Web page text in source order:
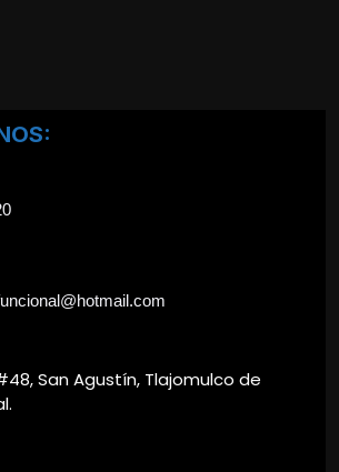
San Agustín, Tlajomulco de